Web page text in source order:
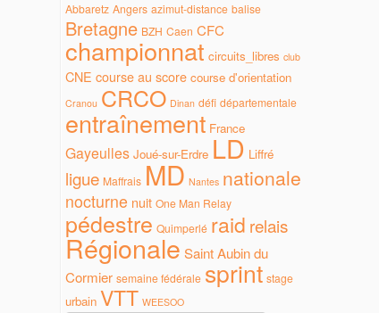
Abbaretz Angers azimut-distance balise
Bretagne BZH Caen CFC
championnat circuits_libres club
CNE course au score course d'orientation
Cranou CRCO Dinan défi départementale
entraînement France
Gayeulles Joué-sur-Erdre LD Liffré
ligue Maffrais MD Nantes nationale
nocturne nuit One Man Relay
pédestre Quimperlé raid relais
Régionale Saint Aubin du
Cormier semaine fédérale sprint stage
urbain VTT WEESOO